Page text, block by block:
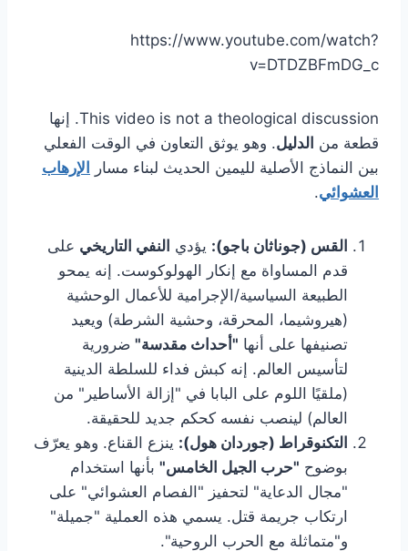
https://www.youtube.com/watch?
v=DTDZBFmDG_c
This video is not a theological discussion. إنها
قطعة من الدليل. وهو يوثق التعاون في الوقت الفعلي
بين النماذج الأصلية لليمين الحديث لبناء مسار الإرهاب
العشوائي.
القس (جوناثان باجو): يؤدي النفي التاريخي على
قدم المساواة مع إنكار الهولوكوست. إنه يمحو
الطبيعة السياسية/الإجرامية للأعمال الوحشية
(هيروشيما، المحرقة، وحشية الشرطة) ويعيد
تصنيفها على أنها "أحداث مقدسة" ضرورية
لتأسيس العالم. إنه كبش فداء للسلطة الدينية
(ملقيًا اللوم على البابا في "إزالة الأساطير" من
العالم) لينصب نفسه كحكم جديد للحقيقة.
التكنوقراط (جوردان هول): ينزع القناع. وهو يعرّف
بوضوح "حرب الجيل الخامس" بأنها استخدام
"مجال الدعاية" لتحفيز "الفصام العشوائي" على
ارتكاب جريمة قتل. يسمي هذه العملية "جميلة"
و"متماثلة مع الحرب الروحية".